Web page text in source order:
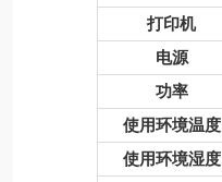
打印机
电源
功率
使用环境温度
使用环境湿度